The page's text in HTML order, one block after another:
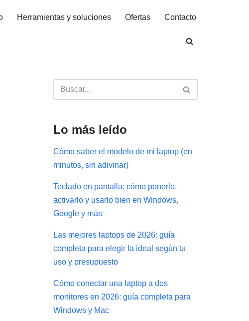
Herramientas y soluciones Ofertas Contacto
Lo más leído
Cómo saber el modelo de mi laptop (en
minutos, sin adivinar)
Teclado en pantalla: cómo ponerlo,
activarlo y usarlo bien en Windows,
Google y más
Las mejores laptops de 2026: guía
completa para elegir la ideal según tu
uso y presupuesto
Cómo conectar una laptop a dos
monitores en 2026: guía completa para
Windows y Mac